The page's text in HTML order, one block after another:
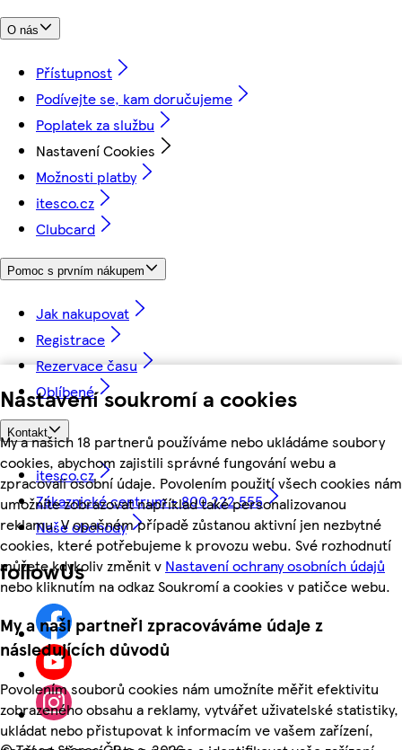
Nastavení soukromí a cookies
My a našich 18 partnerů používáme nebo ukládáme soubory
cookies, abychom zajistili správné fungování webu a
zpracovali osobní údaje. Povolením použití všech cookies nám
umožníte zobrazovat například také personalizovanou
reklamu. V opačném případě zůstanou aktivní jen nezbytné
cookies, které potřebujeme k provozu webu. Své rozhodnutí
můžete kdykoliv změnit v Nastavení ochrany osobních údajů
nebo kliknutím na odkaz Soukromí a cookies v patičce webu.
My a naši partneři zpracováváme údaje z
následujících důvodů
Povolením souborů cookies nám umožníte měřit efektivitu
zobrazeného obsahu a reklamy, vytvářet uživatelské statistiky,
ukládat nebo přistupovat k informacím ve vašem zařízení,
O nás
Přístupnost
Podívejte se, kam doručujeme
Poplatek za službu
Nastavení Cookies
Možnosti platby
itesco.cz
Clubcard
Pomoc s prvním nákupem
Jak nakupovat
Registrace
Rezervace času
Oblíbené
Kontakt
itesco.cz
Zákaznické centrum - 800 222 555
Naše obchody
followUs